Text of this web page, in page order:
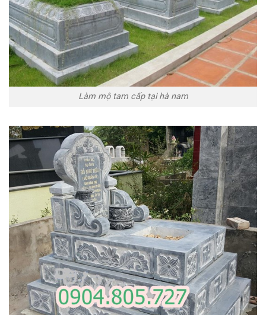
Làm mộ tam cấp tại hà nam